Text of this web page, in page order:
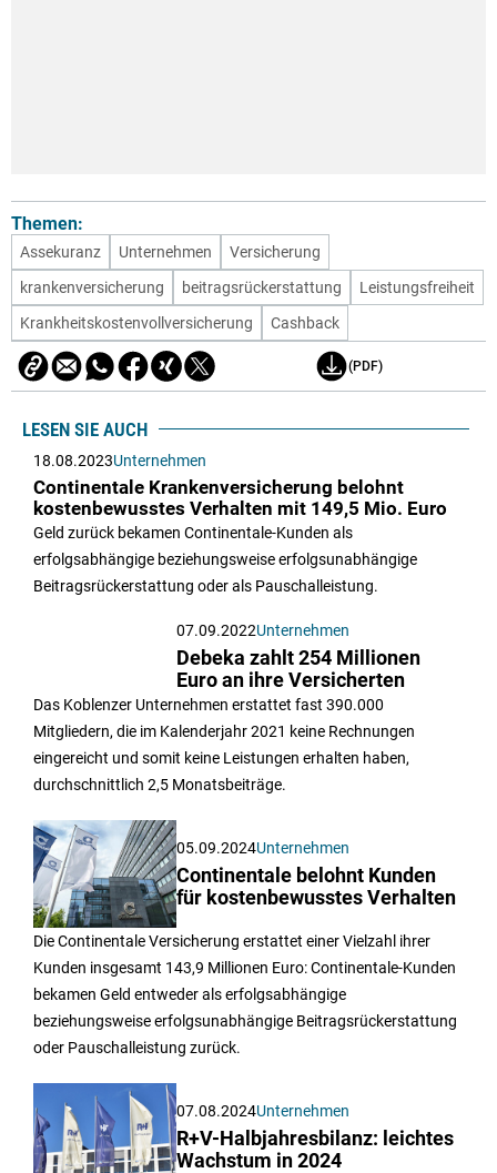
Themen:
Assekuranz Unternehmen
Versicherung
krankenversicherung
beitragsrückerstattung
Leistungsfreiheit
Krankheitskostenvollversicherung
Cashback
(PDF)
LESEN SIE AUCH
18.08.2023Unternehmen
Continentale Krankenversicherung belohnt
kostenbewusstes Verhalten mit 149,5 Mio. Euro
Geld zurück bekamen Continentale-Kunden als
erfolgsabhängige beziehungsweise erfolgsunabhängige
Beitragsrückerstattung oder als Pauschalleistung.
07.09.2022Unternehmen
Debeka zahlt 254 Millionen
Euro an ihre Versicherten
Das Koblenzer Unternehmen erstattet fast 390.000
Mitgliedern, die im Kalenderjahr 2021 keine Rechnungen
eingereicht und somit keine Leistungen erhalten haben,
durchschnittlich 2,5 Monatsbeiträge.
05.09.2024Unternehmen
Continentale belohnt Kunden
für kostenbewusstes Verhalten
Die Continentale Versicherung erstattet einer Vielzahl ihrer
Kunden insgesamt 143,9 Millionen Euro: Continentale-Kunden
bekamen Geld entweder als erfolgsabhängige
beziehungsweise erfolgsunabhängige Beitragsrückerstattung
oder Pauschalleistung zurück.
07.08.2024Unternehmen
R+V-Halbjahresbilanz: leichtes
Wachstum in 2024